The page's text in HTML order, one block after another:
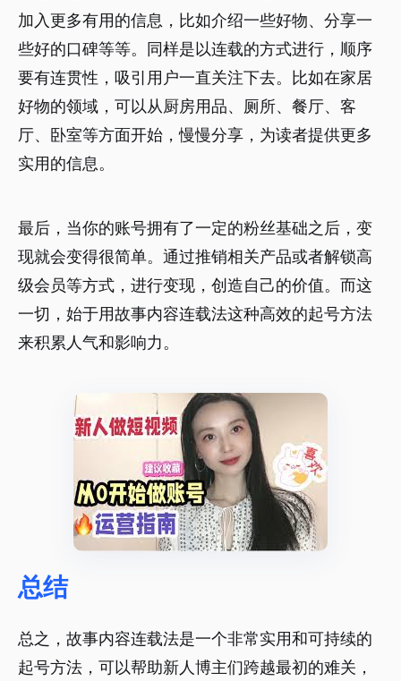
加入更多有用的信息，比如介绍一些好物、分享一
些好的口碑等等。同样是以连载的方式进行，顺序
要有连贯性，吸引用户一直关注下去。比如在家居
好物的领域，可以从厨房用品、厕所、餐厅、客
厅、卧室等方面开始，慢慢分享，为读者提供更多
实用的信息。
最后，当你的账号拥有了一定的粉丝基础之后，变
现就会变得很简单。通过推销相关产品或者解锁高
级会员等方式，进行变现，创造自己的价值。而这
一切，始于用故事内容连载法这种高效的起号方法
来积累人气和影响力。
总结
总之，故事内容连载法是一个非常实用和可持续的
起号方法，可以帮助新人博主们跨越最初的难关，